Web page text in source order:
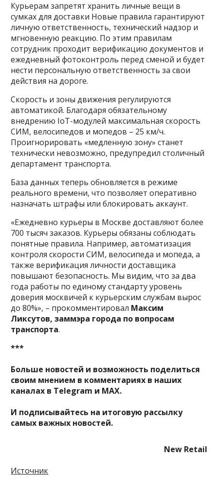
Курьерам запретят хранить личные вещи в
сумках для доставки Новые правила гарантируют
личную ответственность, технический надзор и
мгновенную реакцию. По этим правилам
сотрудник проходит верификацию документов и
ежедневный фотоконтроль перед сменой и будет
нести персональную ответственность за свои
действия на дороге.
Скорость и зоны движения регулируются
автоматикой. Благодаря обязательному
внедрению IoT-модулей максимальная скорость
СИМ, велосипедов и мопедов – 25 км/ч.
Проигнорировать «медленную зону» станет
технически невозможно, предупредил столичный
департамент транспорта.
База данных теперь обновляется в режиме
реального времени, что позволяет оперативно
назначать штрафы или блокировать аккаунт.
«Ежедневно курьеры в Москве доставляют более
700 тысяч заказов. Курьеры обязаны соблюдать
понятные правила. Например, автоматизация
контроля скорости СИМ, велосипеда и мопеда, а
также верификация личности доставщика
повышают безопасность. Мы видим, что за два
года работы по единому стандарту уровень
доверия москвичей к курьерским службам вырос
до 80%», – прокомментировал Максим
Ликсутов, заммэра города по вопросам
транспорта.
***
Больше новостей и возможность поделиться
своим мнением в комментариях в наших
каналах в Telegram и MAX.
И подписывайтесь на итоговую рассылку
самых важных новостей.
New Retail
Источник